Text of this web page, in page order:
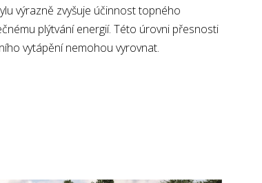
výrazně zvyšuje účinnost topného
plýtvání energií. Této úrovni přesnosti
vytápění nemohou vyrovnat.